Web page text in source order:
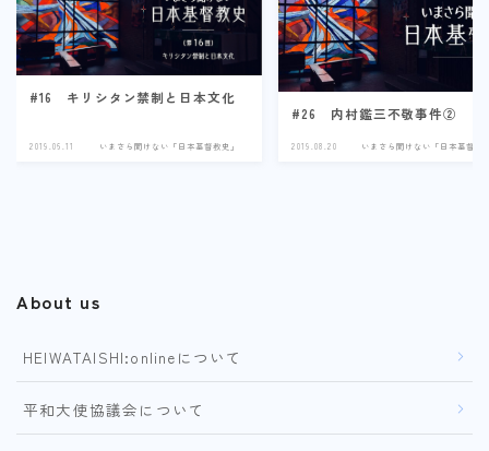
#16 キリシタン禁制と日本文化
2019.06.11 いまさら聞けない「日本基督教史」
#26 内村鑑三不敬事件②
2019.08.20 いまさら聞けない「日本基督教
About us
HEIWATAISHI:onlineについて
平和大使協議会について